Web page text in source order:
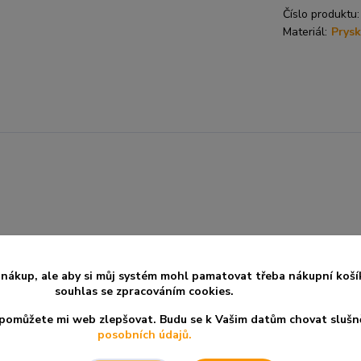
Číslo produktu:
Materiál:
která je červená avšak, každá trochu jiná. V praxi velmi
potřeby. Vždy do zčervenání kůže, poté přestaňte a
přejíždět rybičkou tam a sem, popřípadě tlačte do
ale aby si můj systém mohl pamatovat třeba nákupní
souhlas se zpracováním cookies.
mi web zlepšovat. Budu se k Vašim datům chovat
posobních údajů.